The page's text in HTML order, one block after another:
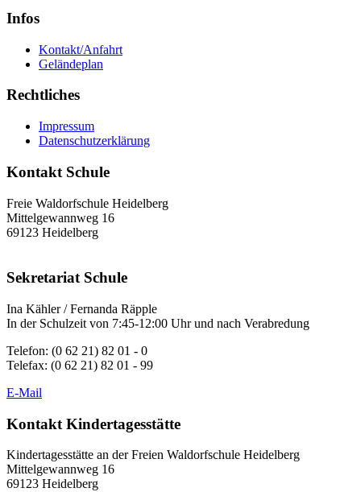
Infos
Kontakt/Anfahrt
Geländeplan
Rechtliches
Impressum
Datenschutzerklärung
Kontakt Schule
Freie Waldorfschule Heidelberg
Mittelgewannweg 16
69123 Heidelberg
Sekretariat Schule
Ina Kähler / Fernanda Räpple
In der Schulzeit von 7:45-12:00 Uhr und nach Verabredung
Telefon: (0 62 21) 82 01 - 0
Telefax: (0 62 21) 82 01 - 99
E-Mail
Kontakt Kindertagesstätte
Kindertagesstätte an der Freien Waldorfschule Heidelberg
Mittelgewannweg 16
69123 Heidelberg